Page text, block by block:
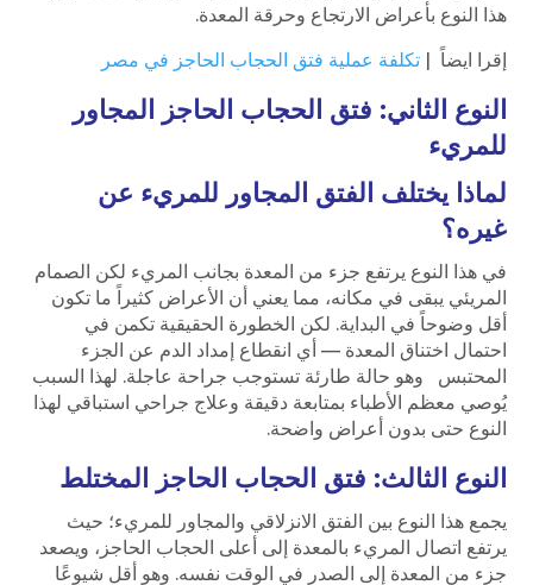
هذا النوع بأعراض الارتجاع وحرقة المعدة.
إقرا ايضاً |تكلفة عملية فتق الحجاب الحاجز في مصر
النوع الثاني: فتق الحجاب الحاجز المجاور
للمريء
لماذا يختلف الفتق المجاور للمريء عن
غيره؟
في هذا النوع يرتفع جزء من المعدة بجانب المريء لكن الصمام
المريئي يبقى في مكانه، مما يعني أن الأعراض كثيراً ما تكون
أقل وضوحاً في البداية. لكن الخطورة الحقيقية تكمن في
احتمال اختناق المعدة — أي انقطاع إمداد الدم عن الجزء
المحتبس وهو حالة طارئة تستوجب جراحة عاجلة. لهذا السبب
يُوصي معظم الأطباء بمتابعة دقيقة وعلاج جراحي استباقي لهذا
النوع حتى بدون أعراض واضحة.
النوع الثالث: فتق الحجاب الحاجز المختلط
يجمع هذا النوع بين الفتق الانزلاقي والمجاور للمريء؛ حيث
يرتفع اتصال المريء بالمعدة إلى أعلى الحجاب الحاجز، ويصعد
جزء من المعدة إلى الصدر في الوقت نفسه. وهو أقل شيوعًا